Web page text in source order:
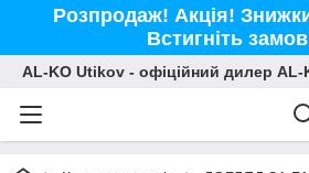
Розпродаж! Акція!
Встигніть
AL-KO Utikov - офіційний дилер AL-